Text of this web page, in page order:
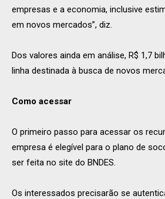
empresas e a economia, inclusive
em novos mercados”, diz.
Dos valores ainda em análise, R$ 1,7
linha destinada à busca de novos
Como acessar
O primeiro passo para acessar os
empresa é elegível para o plano de
ser feita no site do BNDES.
Os interessados precisarão se